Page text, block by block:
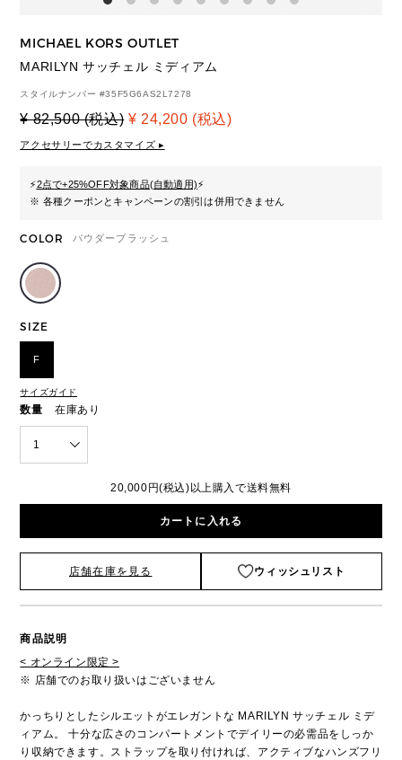
MICHAEL KORS OUTLET
MARILYN サッチェル ミディアム
スタイルナンバー #35F5G6AS2L7278
¥ 82,500 (税込) ¥ 24,200 (税込)
アクセサリーでカスタマイズ ▸
⚡2点で+25%OFF対象商品(自動適用)⚡
※ 各種クーポンとキャンペーンの割引は併用できません
COLOR パウダーブラッシュ
SIZE
F
サイズガイド
数量 在庫あり
1
20,000円(税込)以上購入で送料無料
カートに入れる
店舗在庫を見る ウィッシュリスト
商品説明
< オンライン限定 >
※ 店舗でのお取り扱いはございません
かっちりとしたシルエットがエレガントな MARILYN サッチェル ミデ
ィアム。 十分な広さのコンパートメントでデイリーの必需品をしっか
り収納できます。ストラップを取り付ければ、アクティブなハンズフリ